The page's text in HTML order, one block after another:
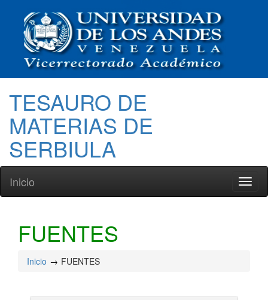
TESAURO DE
MATERIAS DE
SERBIULA
Inicio
FUENTES
Inicio FUENTES